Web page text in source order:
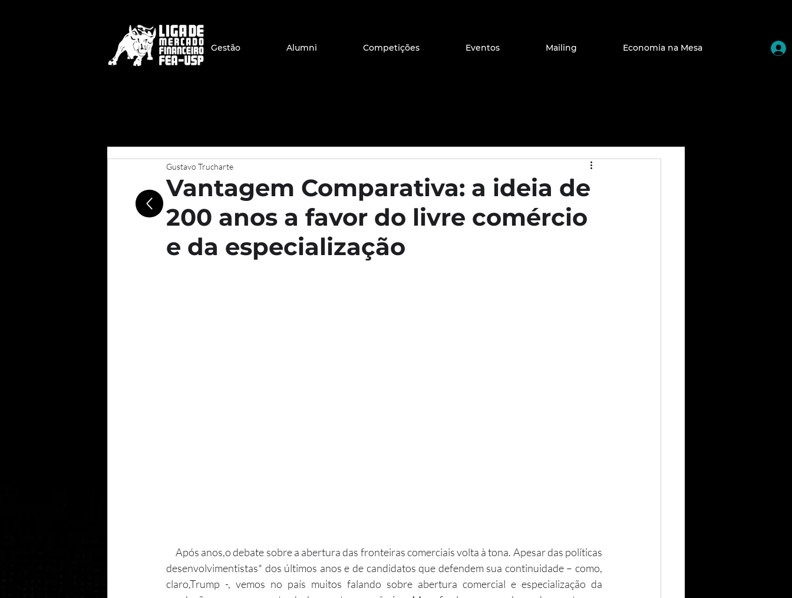
Gestão Alumni Competições Eventos Mailing Economia na Mesa
Vantagem Comparativa: a ideia de
200 anos a favor do livre comércio
e da especialização
Gustavo Trucharte
     Após anos,o debate sobre a abertura das fronteiras comerciais volta à tona. Apesar das políticas
desenvolvimentistas* dos últimos anos e de candidatos que defendem sua continuidade – como,
claro,Trump -, vemos no país muitos falando sobre abertura comercial e especialização da